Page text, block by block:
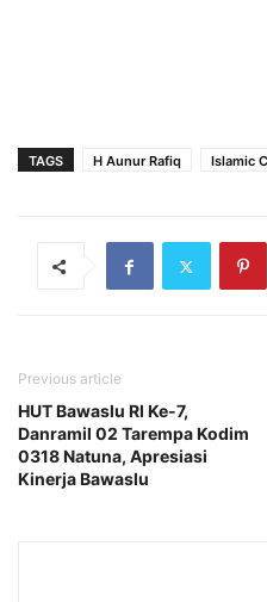
TAGS H Aunur Rafiq Islamic
Previous article
HUT Bawaslu RI Ke-7,
Danramil 02 Tarempa Kodim
0318 Natuna, Apresiasi
Kinerja Bawaslu